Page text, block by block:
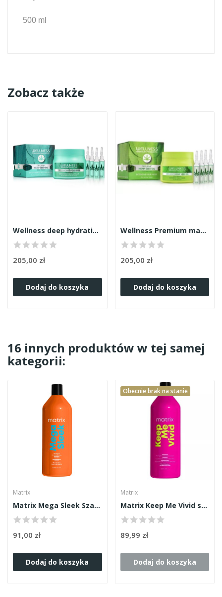
500 ml
Zobacz także
Wellness deep hydrating maska 500ml
205,00 zł
Dodaj do koszyka
Wellness Premium maska 500ml
205,00 zł
Dodaj do koszyka
16 innych produktów w tej samej
kategorii:
Matrix
Matrix Mega Sleek Szampon 1000ml
91,00 zł
Dodaj do koszyka
Obecnie brak na stanie
Matrix
Matrix Keep Me Vivid szampon 1000ml
89,99 zł
Dodaj do koszyka